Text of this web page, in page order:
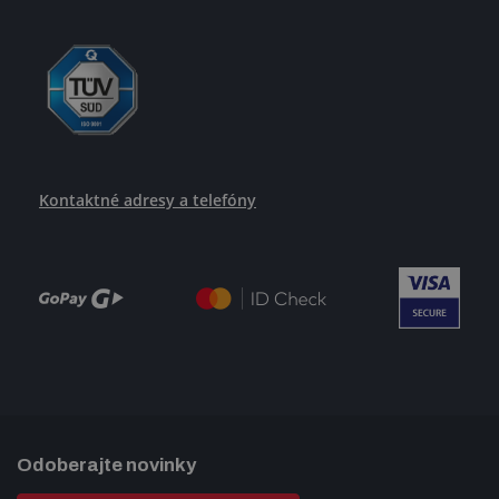
Kontaktné adresy a telefóny
Odoberajte novinky